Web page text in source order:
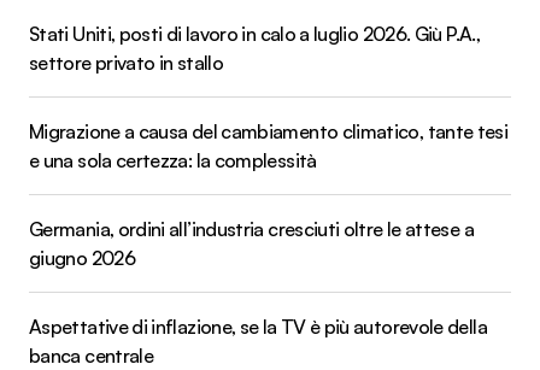
Stati Uniti, posti di lavoro in calo a luglio 2026. Giù P.A.,
settore privato in stallo
Migrazione a causa del cambiamento climatico, tante tesi
e una sola certezza: la complessità
Germania, ordini all’industria cresciuti oltre le attese a
giugno 2026
Aspettative di inflazione, se la TV è più autorevole della
banca centrale